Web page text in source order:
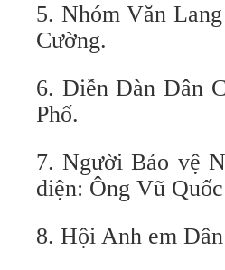
5. Nhóm Văn
Cường.
6. Diễn Đàn Dân
Phố.
7. Người Bảo vệ
diện: Ông Vũ
8. Hội Anh em